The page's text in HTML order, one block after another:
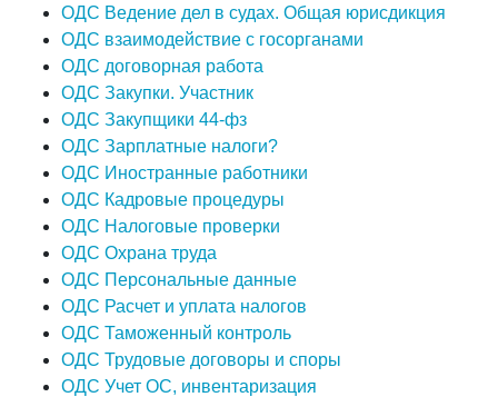
ОДС Ведение дел в судах. Общая юрисдикция
ОДС взаимодействие с госорганами
ОДС договорная работа
ОДС Закупки. Участник
ОДС Закупщики 44-фз
ОДС Зарплатные налоги?
ОДС Иностранные работники
ОДС Кадровые процедуры
ОДС Налоговые проверки
ОДС Охрана труда
ОДС Персональные данные
ОДС Расчет и уплата налогов
ОДС Таможенный контроль
ОДС Трудовые договоры и споры
ОДС Учет ОС, инвентаризация